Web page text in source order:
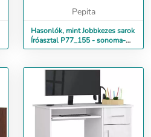
Pepita
Hasonlók, mint Jobbkezes sarok
Íróasztal P77_155 - sonoma-
wenge